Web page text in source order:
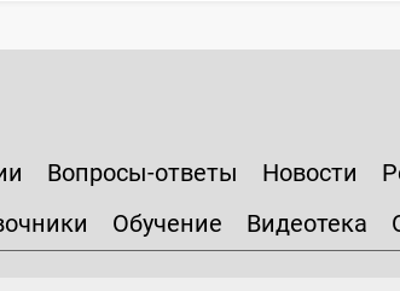
Вопросы-ответы Новости
Обучение Видеотека